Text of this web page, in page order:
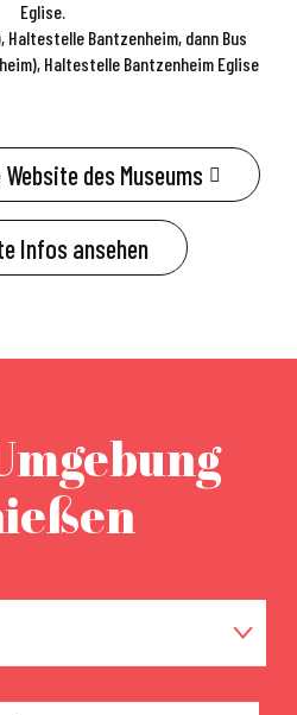
Eglise.
Haltestelle Bantzenheim, dann Bus
Haltestelle Bantzenheim Eglise
des Museums
Infos ansehen